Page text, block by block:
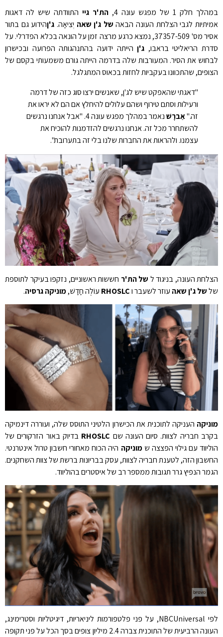
במהלך חלק 1 של מפגש עונה 4, הת'ר גיי התוודתה שיש לה דאגות
אמיתיות לגבי הצלחת העונה הבאה של ג'ן שאה יְצִיאָה. ג'ןהידוע גם בתור
אסיר מס' 37357-509, נמצא כרגע
מרצה זמן על הונאה בכלא הפדרלי. על
סדרת הריאליטי בראבו, ג'ןהייתה ידועה בהתנהגותה הפרועה ובכישרון
לבחוש את הסיר. המעורבות שלה בדרמה הייתה גורם משמעותי בקסם של
הצופים, שהתכוונו בעקביות לחזות בכאוס המתגלגל.
"דאגתי שהאפקט שיש לג'ן, שאנשים ירצו סוג כזה של דרמה
ורעילות וסתם טירוף ושהם עלולים להיחלץ אם הם לא יראו את
זה."אַברָשׁ
נאמר במהלך מפגש עונה 4. "אבל אנחנו נרגשים
להשתחרר מכל זה. אנחנו נרגשים להזדמנות להוכיח את
עצמנו. ולהראות את החברות שלנו בלי זה בתערובת".
הצלחת העונה, בניגוד ל של הת'ר חששות ראשוניים, נזקפו בעיקר לתוספת
שלשל ג'ן שאה עוזר לשעבר וRHOSLC עוֹלֶה חָדָשׁ,מוניקה גרסיה.
מוניקה העניקה לתוכנית את הכישרון הלטיני התוסס שלה, ועוררה דינמיקה
בקרב חבריה לצוות. סיום העונה שם RHOSLC בדיוק באור הזרקורים של
הוליווד עם גילוי הפצצה שמוניקה היה הכוח מאחורי חשבון טרול אינטרנטי.
החשבון הזה, לטענת חבריה לצוות, עסק בבריונות ברשת של צוות השחקנים.
הגמר הנפיץ גרר תגובות ממספר רב של איסטרים בהוליווד.
לפי NBCUniversal, על פני פלטפורמות ליניאריות, דיגיטליות וסטרימינג,
העונה הרביעית של התוכנית צברה 2.4 מיליון צופים בסך הכל על פני תקופה